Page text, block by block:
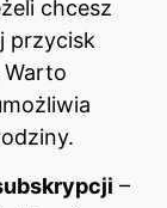
chcesz
przycisk
Warto
–